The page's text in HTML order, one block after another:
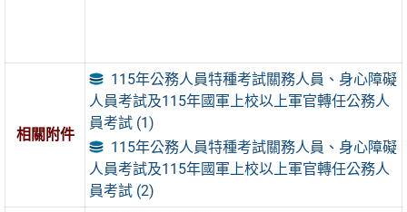
相關附件
115年公務人員特種考試關務人員、身心障礙
人員考試及115年國軍上校以上軍官轉任公務人
員考試 (1)
115年公務人員特種考試關務人員、身心障礙
人員考試及115年國軍上校以上軍官轉任公務人
員考試 (2)